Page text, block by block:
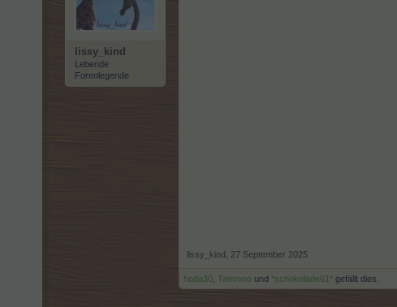
lissy_kind
Lebende
Forenlegende
lissy_kind 27 September 2025
hoda30 Tammoo und *schokolade61* gefällt dies.